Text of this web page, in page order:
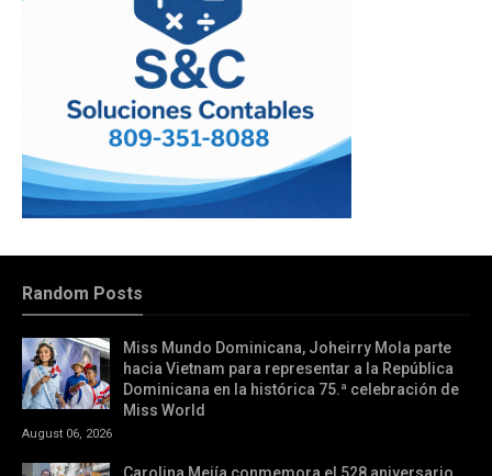
Random Posts
Miss Mundo Dominicana, Joheirry Mola parte
hacia Vietnam para representar a la República
Dominicana en la histórica 75.ª celebración de
Miss World
August 06, 2026